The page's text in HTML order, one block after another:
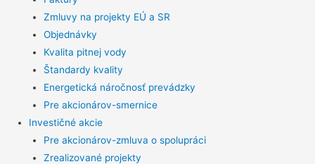
Zmluvy na projekty EÚ a SR
Objednávky
Kvalita pitnej vody
Štandardy kvality
Energetická náročnosť prevádzky
Pre akcionárov-smernice
Investičné akcie
Pre akcionárov-zmluva o spolupráci
Zrealizované projekty